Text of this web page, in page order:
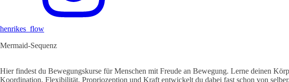
henrikes_flow
Mermaid-Sequenz
Hier findest du Bewegungskurse für Menschen mit Freude an Bewegung. Lerne deinen
Koordination, Flexibilität, Propriozeption und Kraft entwickelt du dabei fast schon von